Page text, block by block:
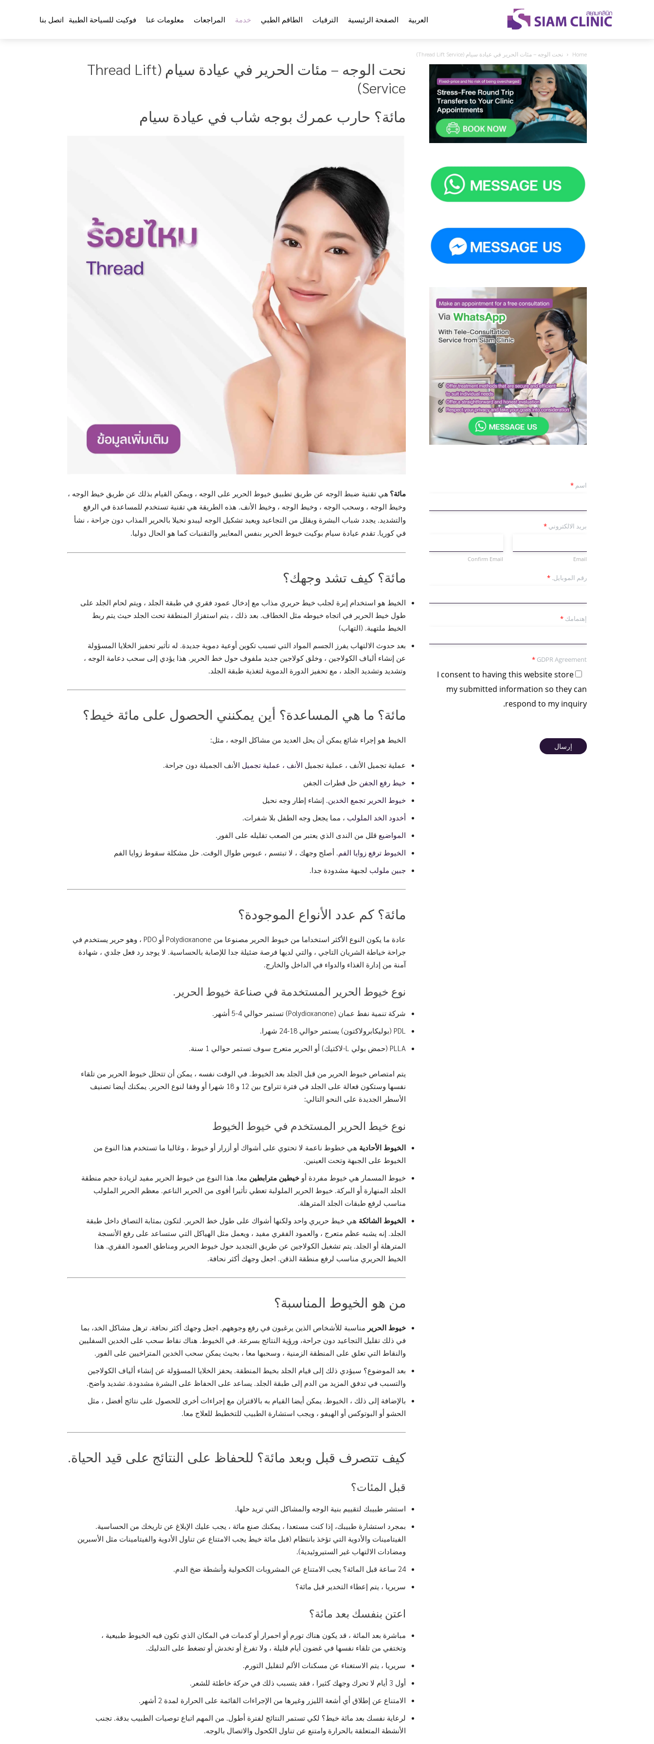
العربية الصفحة الرئيسية الترقيات الطاقم الطبي خدمة المراجعات معلومات عنا فوكيت للسياحة الطبية اتصل بنا
Home نحت الوجه – مئات الحرير في عيادة سيام (Thread Lift Service)
نحت الوجه – مئات الحرير في عيادة سيام (Thread Lift
Service)
مائة؟ حارب عمرك بوجه شاب في عيادة سيام
مائة؟ هي تقنية ضبط الوجه عن طريق تطبيق خيوط الحرير على الوجه ، ويمكن القيام بذلك عن طريق خيط الوجه ،
وخيط الوجه ، وسحب الوجه ، وخيط الوجه ، وخيط الأنف. هذه الطريقة هي تقنية تستخدم للمساعدة في الرفع
والتشديد. يجدد شباب البشرة ويقلل من التجاعيد ويعيد تشكيل الوجه ليبدو نحيلا بالحرير المذاب دون جراحة ، نشأ
في كوريا. تقدم عيادة سيام بوكيت خيوط الحرير بنفس المعايير والتقنيات كما هو الحال دوليا.
مائة؟ كيف تشد وجهك؟
الخيط هو استخدام إبرة لجلب خيط حريري مذاب مع إدخال عمود فقري في طبقة الجلد ، ويتم لحام الجلد على
طول خيط الحرير في اتجاه خيوطه مثل الخطاف. بعد ذلك ، يتم استفزاز المنطقة تحت الجلد حيث يتم ربط
الخيط ملتهبة. (التهاب)
بعد حدوث الالتهاب يفرز الجسم المواد التي تسبب تكوين أوعية دموية جديدة. له تأثير تحفيز الخلايا المسؤولة
عن إنشاء ألياف الكولاجين ، وخلق كولاجين جديد ملفوف حول خط الحرير. هذا يؤدي إلى سحب دعامة الوجه ،
وتشديد وتشديد الجلد ، مع تحفيز الدورة الدموية لتغذية طبقة الجلد.
مائة؟ ما هي المساعدة؟ أين يمكنني الحصول على مائة خيط؟
الخيط هو إجراء شائع يمكن أن يحل العديد من مشاكل الوجه ، مثل:
عملية تجميل الأنف ، عملية تجميل الأنف ، عملية تجميل الأنف الجميلة دون جراحة.
خيط رفع الجفن حل قطرات الجفن
خيوط الحرير تجمع الخدين. إنشاء إطار وجه نحيل
أخدود الخد الملولب ، مما يجعل وجه الطفل بلا شفرات.
المواضيع قلل من الندى الذي يعتبر من الصعب تقليله على الفور.
الخيوط ترفع زوايا الفم. أصلح وجهك ، لا تبتسم ، عبوس طوال الوقت. حل مشكلة سقوط زوايا الفم
جبين ملولب لجبهة مشدودة جدا.
مائة؟ كم عدد الأنواع الموجودة؟
عادة ما يكون النوع الأكثر استخداما من خيوط الحرير مصنوعا من Polydioxanone أو PDO ، وهو حرير يستخدم في
جراحة خياطة الشريان التاجي ، والتي لديها فرصة ضئيلة جدا للإصابة بالحساسية. لا يوجد رد فعل جلدي ، شهادة
آمنة من إدارة الغذاء والدواء في الداخل والخارج.
نوع خيوط الحرير المستخدمة في صناعة خيوط الحرير.
شركة تنمية نفط عمان (Polydioxanone) تستمر حوالي 4-5 أشهر.
PDL (بوليكابرولاكتون) يستمر حوالي 18-24 شهرا.
PLLA (حمض بولي L-لاكتيك) أو الحرير متعرج سوف تستمر حوالي 1 سنة.
يتم امتصاص خيوط الحرير من قبل الجلد بعد الخيوط. في الوقت نفسه ، يمكن أن تتحلل خيوط الحرير من تلقاء
نفسها وستكون فعالة على الجلد في فترة تتراوح بين 12 و 18 شهرا أو وفقا لنوع الحرير. يمكنك أيضا تصنيف
الأسطر الجديدة على النحو التالي:
نوع خيط الحرير المستخدم في خيوط الخيوط
الخيوط الأحادية هي خطوط ناعمة لا تحتوي على أشواك أو أزرار أو خيوط ، وغالبا ما تستخدم هذا النوع من
الخيوط على الجبهة وتحت العينين.
خيوط المسمار هي خيوط مفردة أو خيطين مترابطين معا. هذا النوع من خيوط الحرير مفيد لزيادة حجم منطقة
الجلد المنهارة أو البركة. خيوط الحرير الملولبة تعطي تأثيرا أقوى من الحرير الناعم. معظم الحرير الملولب
مناسب لرفع طبقات الجلد المترهلة.
الخيوط الشائكة هي خيط حريري واحد ولكنها أشواك على طول خط الحرير. لتكون بمثابة التصاق داخل طبقة
الجلد. إنه يشبه عظم متعرج ، والعمود الفقري مفيد ، ويعمل مثل الهياكل التي ستساعد على رفع الأنسجة
المترهلة أو الجلد. يتم تشغيل الكولاجين عن طريق التجديد حول خيوط الحرير ومناطق العمود الفقري. هذا
الخيط الحريري مناسب لرفع منطقة الذقن. اجعل وجهك أكثر نحافة.
من هو الخيوط المناسبة؟
خيوط الحرير مناسبة للأشخاص الذين يرغبون في رفع وجوههم. اجعل وجهك أكثر نحافة. ترهل مشاكل الخد، بما
في ذلك تقليل التجاعيد دون جراحة، ورؤية النتائج بسرعة. في الخيوط. هناك نقاط سحب على الخدين السفليين
والنقاط التي تعلق على المنطقة الزمنية ، وسحبها معا ، بحيث يمكن سحب الخدين المتراخيين على الفور.
بعد الموضوع؟ سيؤدي ذلك إلى قيام الجلد بخيط المنطقة. يحفز الخلايا المسؤولة عن إنشاء ألياف الكولاجين
والتسبب في تدفق المزيد من الدم إلى طبقة الجلد. يساعد على الحفاظ على البشرة مشدودة. تشديد واضح.
بالإضافة إلى ذلك ، الخيوط. يمكن أيضا القيام به بالاقتران مع إجراءات أخرى للحصول على نتائج أفضل ، مثل
الحشو أو البوتوكس أو الهيفو ، ويجب استشارة الطبيب للتخطيط للعلاج معا.
كيف تتصرف قبل وبعد مائة؟ للحفاظ على النتائج على قيد الحياة.
قبل المئات؟
استشر طبيبك لتقييم بنية الوجه والمشاكل التي تريد حلها.
بمجرد استشارة طبيبك، إذا كنت مستعدا ، يمكنك صنع مائة ، يجب عليك الإبلاغ عن تاريخك من الحساسية.
الفيتامينات والأدوية التي تؤخذ بانتظام (قبل مائة خيط يجب الامتناع عن تناول الأدوية والفيتامينات مثل الأسبرين
ومضادات الالتهاب غير الستيروئيدية).
24 ساعة قبل المائة؟ يجب الامتناع عن المشروبات الكحولية وأنشطة ضخ الدم.
سريريا ، يتم إعطاء التخدير قبل مائة؟
اعتن بنفسك بعد مائة؟
مباشرة بعد المائة ، قد يكون هناك تورم أو احمرار أو كدمات في المكان الذي تكون فيه الخيوط طبيعية ،
وتختفي من تلقاء نفسها في غضون أيام قليلة ، ولا تفرغ أو تخدش أو تضغط على التدليك.
سريريا ، يتم الاستغناء عن مسكنات الألم لتقليل التورم.
أول 3 أيام لا تحرك وجهك كثيرا ، فقد يتسبب ذلك في حركة خاطئة للشعر.
الامتناع عن إطلاق أي أشعة الليزر وغيرها من الإجراءات القائمة على الحرارة لمدة 2 أشهر.
لرعاية نفسك بعد مائة خيط؟ لكي تستمر النتائج لفترة أطول. من المهم اتباع توصيات الطبيب بدقة. تجنب
الأنشطة المتعلقة بالحرارة وامتنع عن تناول الكحول والاتصال بالوجه.
اسم *
بريد الالكتروني *
Email
Confirm Email
رقم الموبايل. *
إهتمامك *
GDPR Agreement
*
I consent to having this website store
my submitted information so they can
respond to my inquiry.
إرسال